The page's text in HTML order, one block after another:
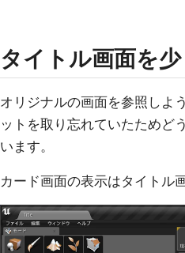
タイトル画面を
オリジナルの画面を参照しよ
ットを取り忘れていたためど
います。
カード画面の表示はタイトル